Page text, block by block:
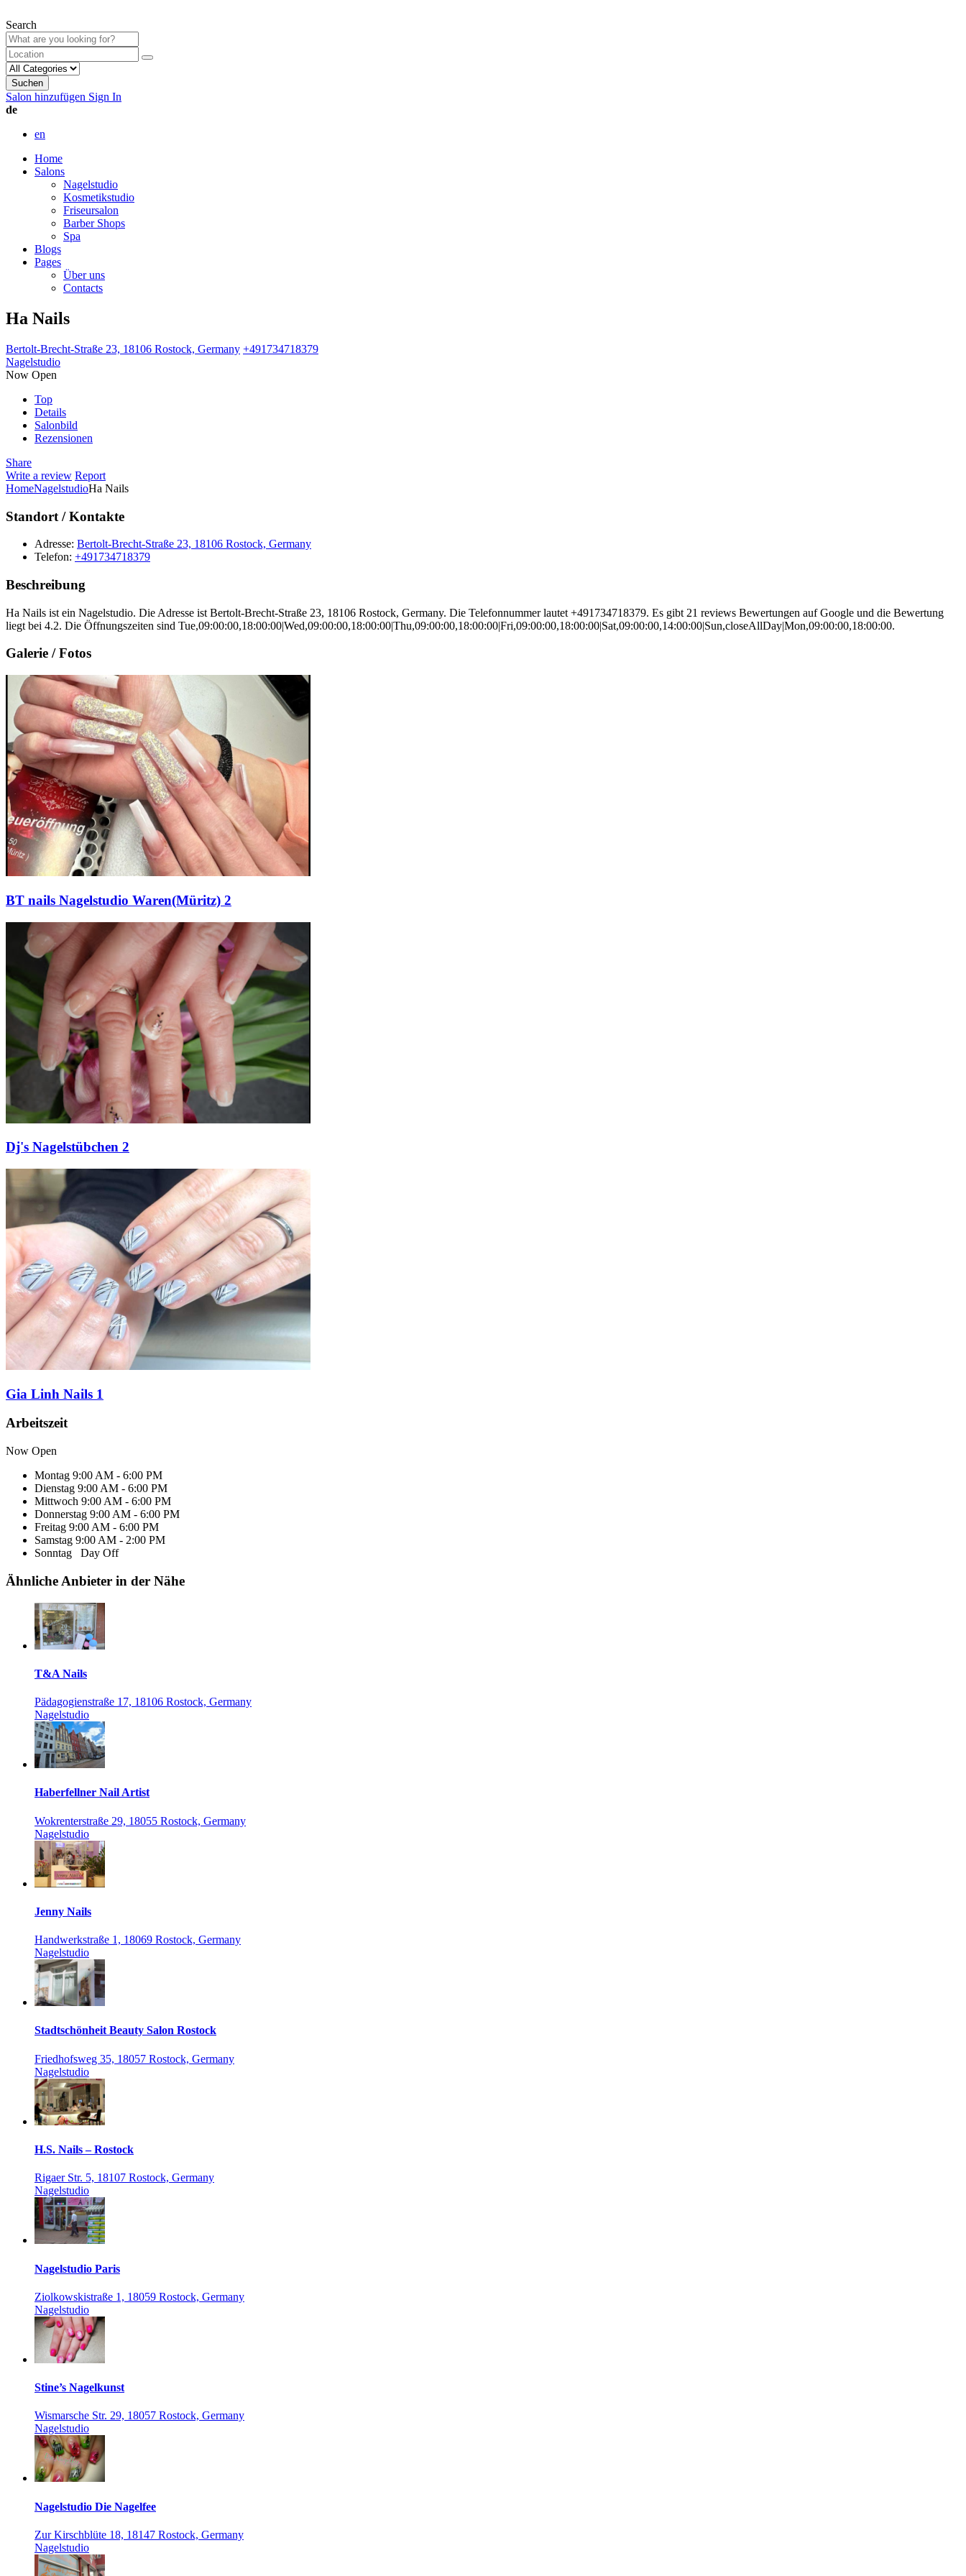
Search
Suchen
Salon hinzufügen Sign In
de
en
Home
Salons
Nagelstudio
Kosmetikstudio
Friseursalon
Barber Shops
Spa
Blogs
Pages
Über uns
Contacts
Ha Nails
Bertolt-Brecht-Straße 23, 18106 Rostock, Germany +491734718379
Nagelstudio
Now Open
Top
Details
Salonbild
Rezensionen
Share
Write a review Report
HomeNagelstudioHa Nails
Standort / Kontakte
Adresse: Bertolt-Brecht-Straße 23, 18106 Rostock, Germany
Telefon: +491734718379
Beschreibung
Ha Nails ist ein Nagelstudio. Die Adresse ist Bertolt-Brecht-Straße 23, 18106 Rostock, Germany. Die Telefonnummer lautet +491734718379. Es gibt 21 reviews Bewertungen auf Google und die Bewertung
liegt bei 4.2. Die Öffnungszeiten sind Tue,09:00:00,18:00:00|Wed,09:00:00,18:00:00|Thu,09:00:00,18:00:00|Fri,09:00:00,18:00:00|Sat,09:00:00,14:00:00|Sun,closeAllDay|Mon,09:00:00,18:00:00.
Galerie / Fotos
BT nails Nagelstudio Waren(Müritz) 2
Dj's Nagelstübchen 2
Gia Linh Nails 1
Arbeitszeit
Now Open
Montag 9:00 AM - 6:00 PM
Dienstag 9:00 AM - 6:00 PM
Mittwoch 9:00 AM - 6:00 PM
Donnerstag 9:00 AM - 6:00 PM
Freitag 9:00 AM - 6:00 PM
Samstag 9:00 AM - 2:00 PM
Sonntag Day Off
Ähnliche Anbieter in der Nähe
T&A Nails
Pädagogienstraße 17, 18106 Rostock, Germany
Nagelstudio
Haberfellner Nail Artist
Wokrenterstraße 29, 18055 Rostock, Germany
Nagelstudio
Jenny Nails
Handwerkstraße 1, 18069 Rostock, Germany
Nagelstudio
Stadtschönheit Beauty Salon Rostock
Friedhofsweg 35, 18057 Rostock, Germany
Nagelstudio
H.S. Nails – Rostock
Rigaer Str. 5, 18107 Rostock, Germany
Nagelstudio
Nagelstudio Paris
Ziolkowskistraße 1, 18059 Rostock, Germany
Nagelstudio
Stine’s Nagelkunst
Wismarsche Str. 29, 18057 Rostock, Germany
Nagelstudio
Nagelstudio Die Nagelfee
Zur Kirschblüte 18, 18147 Rostock, Germany
Nagelstudio